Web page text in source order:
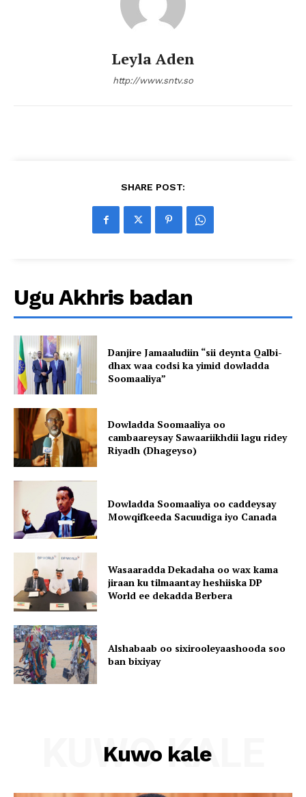
Leyla Aden
http://www.sntv.so
SHARE POST:
Ugu Akhris badan
Danjire Jamaaludiin “sii deynta Qalbi-
dhax waa codsi ka yimid dowladda
Soomaaliya”
Dowladda Soomaaliya oo
cambaareysay Sawaariikhdii lagu ridey
Riyadh (Dhageyso)
Dowladda Soomaaliya oo caddeysay
Mowqifkeeda Sacuudiga iyo Canada
Wasaaradda Dekadaha oo wax kama
jiraan ku tilmaantay heshiiska DP
World ee dekadda Berbera
Alshabaab oo sixirooleyaashooda soo
ban bixiyay
Kuwo kale
KUWO KALE